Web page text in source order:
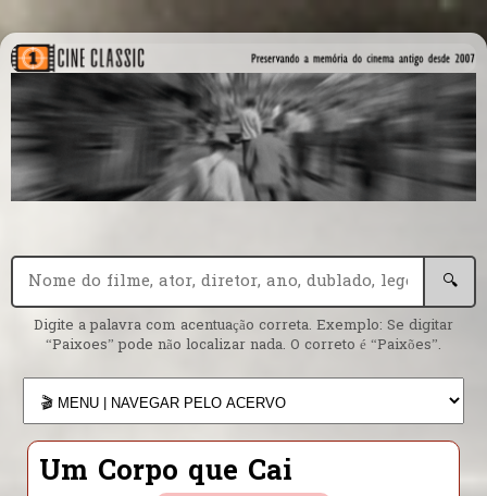
🔍
Digite a palavra com acentuação correta. Exemplo: Se digitar
“Paixoes” pode não localizar nada. O correto é “Paixões”.
Um Corpo que Cai